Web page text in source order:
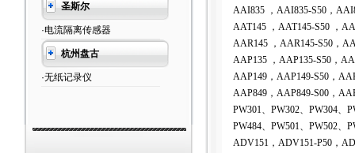
圣斯尔
·电流隔离传感器
杭州盘古
·无纸记录仪
AAI835 ，AAI835-S50，
AAT145 ，AAT145-S50 ，
AAR145 ，AAR145-S50，
AAP135 ，AAP135-S50，
AAP149 ，AAP149-S50，
AAP849 ，AAP849-S00，
PW301、PW302、PW304、
PW484、PW501、PW502、
ADV151 ，ADV151-P50，